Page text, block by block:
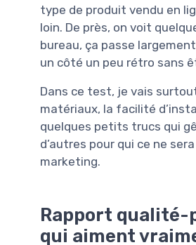
type de produit vendu en
loin. De près, on voit
bureau, ça passe
un côté un peu rétro sans
Dans ce test, je vais
matériaux, la facilité
quelques petits trucs qui
d’autres pour qui ce ne
marketing.
Rapport qualité-
qui aiment